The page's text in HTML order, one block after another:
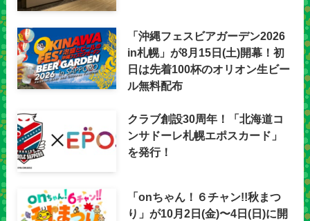
「沖縄フェスビアガーデン2026
in札幌」が8月15日(土)開幕！初
日は先着100杯のオリオン生ビー
ル無料配布
クラブ創設30周年！「北海道コ
ンサドーレ札幌エポスカード」
を発行！
「onちゃん！６チャン!!秋まつ
り」が10月2日(金)〜4日(日)に開